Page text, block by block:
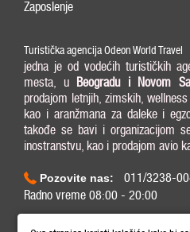
Zaposlenje
Turistička agencija Odeon World Travel
jedna je od vodećih turističkih
mesta, u Beogradu i Novom
prodajom letnjih, zimskih,
kao i aranžmana za daleke i
takođe se bavi i organizacijom
inostranstvu, kao i prodajom avio
Pozovite nas:
011/3238-
Radno vreme 08:00 - 20:00